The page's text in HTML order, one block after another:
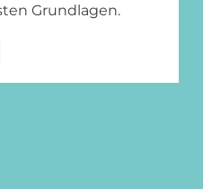
Grundlagen.